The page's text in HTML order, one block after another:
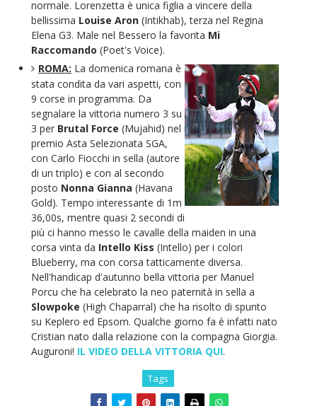
normale. Lorenzetta è unica figlia a vincere della
bellissima Louise Aron(Intikhab), terza nel Regina
Elena G3. Male nel Bessero la favorita Mi
Raccomando (Poet's Voice).
ROMA: La domenica romana è
stata condita da vari aspetti, con
9 corse in programma. Da
segnalare la vittoria numero 3 su
3 perBrutal Force (Mujahid) nel
premio Asta Selezionata SGA,
con Carlo Fiocchi in sella (autore
di un triplo) e con al secondo
posto Nonna Gianna (Havana
Gold). Tempo interessante di 1m
36,00s, mentre quasi 2 secondi di
più ci hanno messo le cavalle della maiden in una
corsa vinta da Intello Kiss (Intello) per i colori
Blueberry, ma con corsa tatticamente diversa.
Nell'handicap d'autunno bella vittoria per Manuel
Porcu che ha celebrato la neo paternità in sella a
Slowpoke (High Chaparral) che ha risolto di spunto
su Keplero ed Epsom. Qualche giorno fa è infatti nato
Cristian nato dalla relazione con la compagna Giorgia.
Auguroni! IL VIDEO DELLA VITTORIA QUI.
Tags